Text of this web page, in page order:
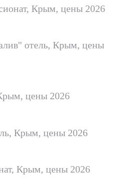
Крым, цены 2026
отель, Крым, цены
цены 2026
Крым, цены 2026
Крым, цены 2026